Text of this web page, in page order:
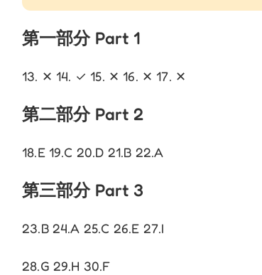
第一部分Part 1
13. ✕ 14. ✓ 15. ✕ 16. ✕ 17. ✕
第二部分Part 2
18.E 19.C 20.D 21.B 22.A
第三部分Part 3
23.B 24.A 25.C 26.E 27.I
28.G 29.H 30.F